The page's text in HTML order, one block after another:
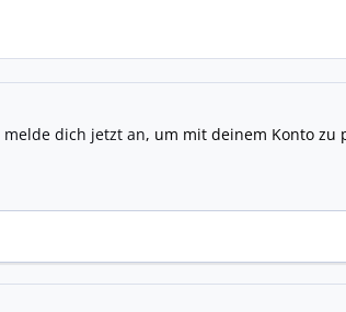
melde dich jetzt an, um mit deinem Konto zu